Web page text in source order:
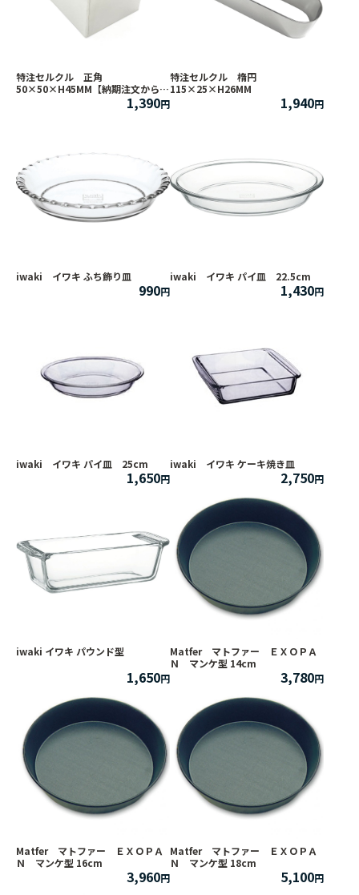
特注セルクル 正角
50×50×H45MM【納期注文から約
1,390
特注セルクル 楕円
115×25×H26MM
1,940
iwaki イワキ ふち飾り皿
990
iwaki イワキ パイ皿 22.5cm
1,430
iwaki イワキ パイ皿 25cm
1,650
iwaki イワキ ケーキ焼き皿
2,750
iwaki イワキ パウンド型
1,650
Matfer マトファー ＥＸＯＰＡ
Ｎ マンケ型 14cm
3,780
Matfer マトファー ＥＸＯＰＡ
Ｎ マンケ型 16cm
3,960
Matfer マトファー ＥＸＯＰＡ
Ｎ マンケ型 18cm
5,100